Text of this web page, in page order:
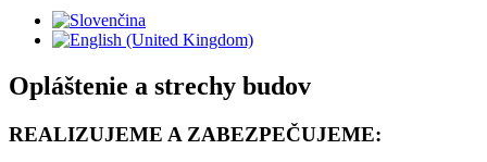
Opláštenie a strechy budov
REALIZUJEME A ZABEZPEČUJEME: